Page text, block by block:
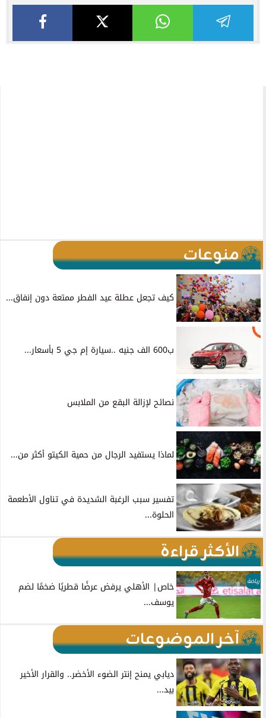
منوعات
كيف تجعل عطلة عيد الفطر ممتعة دون إنفاق...
ب600 الف جنيه ..سيارة إم جي 5 بأسعار...
نصائح لإزالة البقع من الملابس
لماذا يستفيد الرجال من حمية الكيتو أكثر من...
تفسير سبب الرغبة الشديدة في تناول الأطعمة
الحلوة...
الأكثر قراءة
رياضة
خاص| الأهلي يرفض عرضًا قطريًا ضخمًا لضم
يوسف...
آخر الموضوعات
ديابي يمنح إنتر الضوء الأخضر.. والقرار الأخير
بيد...